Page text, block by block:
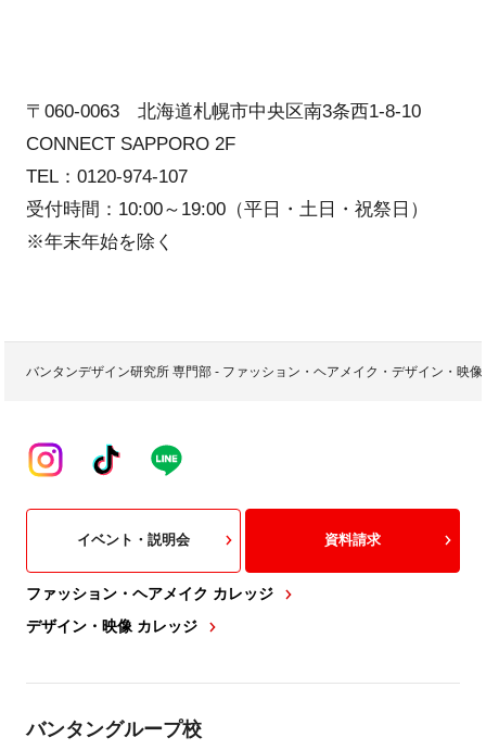
〒060-0063 北海道札幌市中央区南3条西1-8-10
CONNECT SAPPORO 2F
TEL：0120-974-107
受付時間：10:00～19:00（平日・土日・祝祭日）
※年末年始を除く
バンタンデザイン研究所 専門部 - ファッション・ヘアメイク・デザイン・映
ファッション・ヘアメイク カレッジ
デザイン・映像 カレッジ
イベント・説明会 資料請求
バンタングループ校